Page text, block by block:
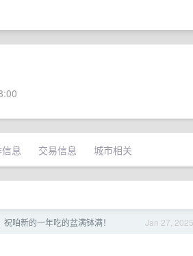
息 交易信息 城市相关
Jan 27, 2025
咱新的一年吃的盆满钵满！